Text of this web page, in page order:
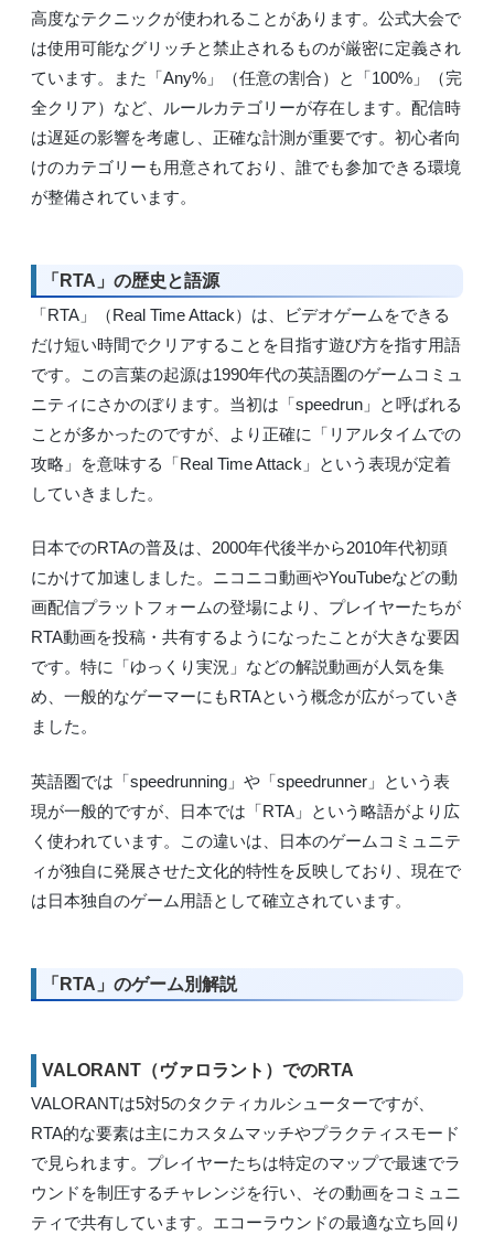
高度なテクニックが使われることがあります。公式大会で
は使用可能なグリッチと禁止されるものが厳密に定義され
ています。また「Any%」（任意の割合）と「100%」（完
全クリア）など、ルールカテゴリーが存在します。配信時
は遅延の影響を考慮し、正確な計測が重要です。初心者向
けのカテゴリーも用意されており、誰でも参加できる環境
が整備されています。
「RTA」の歴史と語源
「RTA」（Real Time Attack）は、ビデオゲームをできる
だけ短い時間でクリアすることを目指す遊び方を指す用語
です。この言葉の起源は1990年代の英語圏のゲームコミュ
ニティにさかのぼります。当初は「speedrun」と呼ばれる
ことが多かったのですが、より正確に「リアルタイムでの
攻略」を意味する「Real Time Attack」という表現が定着
していきました。
日本でのRTAの普及は、2000年代後半から2010年代初頭
にかけて加速しました。ニコニコ動画やYouTubeなどの動
画配信プラットフォームの登場により、プレイヤーたちが
RTA動画を投稿・共有するようになったことが大きな要因
です。特に「ゆっくり実況」などの解説動画が人気を集
め、一般的なゲーマーにもRTAという概念が広がっていき
ました。
英語圏では「speedrunning」や「speedrunner」という表
現が一般的ですが、日本では「RTA」という略語がより広
く使われています。この違いは、日本のゲームコミュニテ
ィが独自に発展させた文化的特性を反映しており、現在で
は日本独自のゲーム用語として確立されています。
「RTA」のゲーム別解説
VALORANT（ヴァロラント）でのRTA
VALORANTは5対5のタクティカルシューターですが、
RTA的な要素は主にカスタムマッチやプラクティスモード
で見られます。プレイヤーたちは特定のマップで最速でラ
ウンドを制圧するチャレンジを行い、その動画をコミュニ
ティで共有しています。エコーラウンドの最適な立ち回り